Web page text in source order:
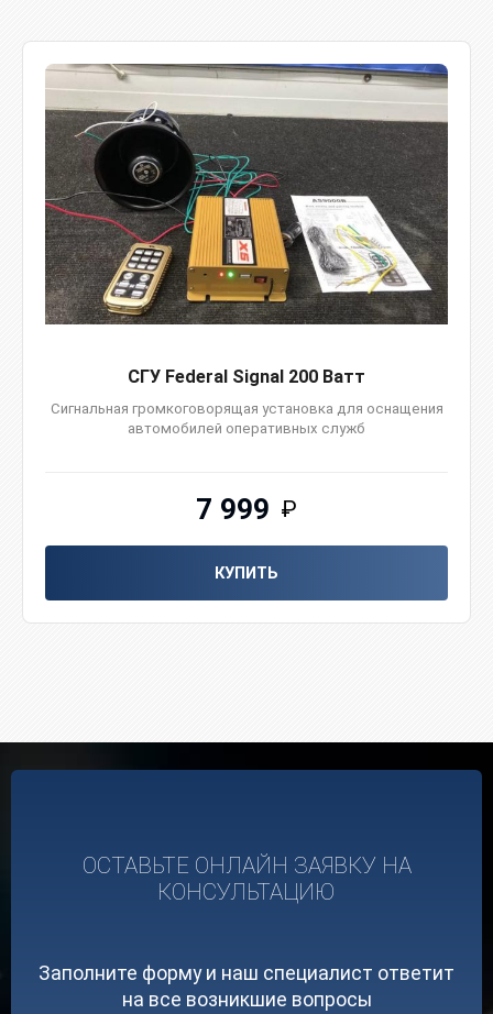
СГУ Federal Signal 200 Ватт
Сигнальная громкоговорящая установка для оснащения
автомобилей оперативных служб
7 999 ₽
КУПИТЬ
ОСТАВЬТЕ ОНЛАЙН ЗАЯВКУ НА
КОНСУЛЬТАЦИЮ
Заполните форму и наш специалист ответит
на все возникшие вопросы